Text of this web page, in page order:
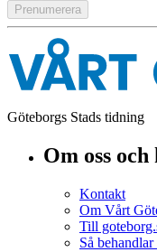
Göteborgs Stads tidning
Om oss
Kontakt
Om Vårt
Till
Så